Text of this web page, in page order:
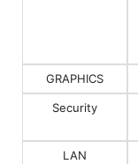
GRAPHICS
Security
LAN